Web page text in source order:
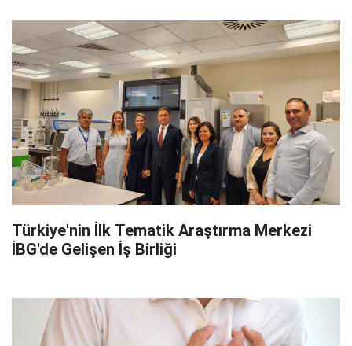
Türkiye'nin İlk Tematik Araştırma Merkezi
İBG'de Gelişen İş Birliği